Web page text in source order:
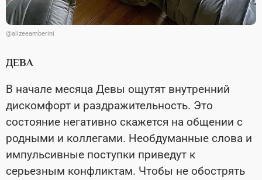
@alizeeamberini
ДЕВА
В начале месяца Девы ощутят внутренний
дискомфорт и раздражительность. Это
состояние негативно скажется на общении с
родными и коллегами. Необдуманные слова и
импульсивные поступки приведут к
серьезным конфликтам. Чтобы не обострять